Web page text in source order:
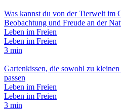
Was kannst du von der Tierwelt im
Beobachtung und Freude an der
Leben im Freien
Leben im Freien
3 min
Gartenkissen, die sowohl zu
passen
Leben im Freien
Leben im Freien
3 min